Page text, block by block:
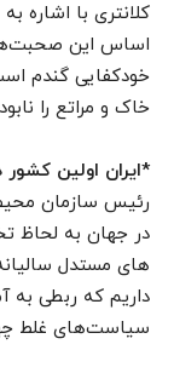
اساس این صحبت‌ها
خودکفایی گندم
خاک و مراتع را
*ایران اولین
رئیس سازمان محیط
در جهان به لحاظ
داریم که ربطی به
سیاست‌های غلط